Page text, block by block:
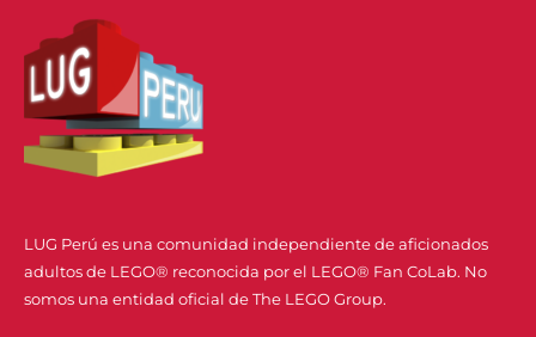
LUG Perú es una comunidad independiente de aficionados
adultos de LEGO® reconocida por el LEGO® Fan CoLab. No
somos una entidad oficial de The LEGO Group.